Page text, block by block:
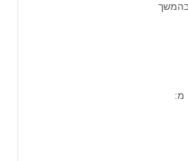
בהמשך
מ: